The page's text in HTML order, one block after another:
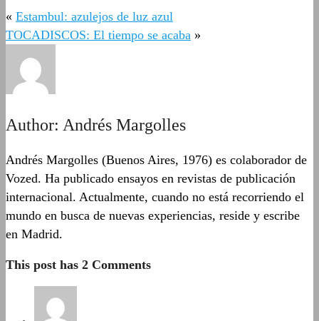
« Estambul: azulejos de luz azul
TOCADISCOS: El tiempo se acaba »
Author: Andrés Margolles
Andrés Margolles (Buenos Aires, 1976) es colaborador de
Vozed. Ha publicado ensayos en revistas de publicación
internacional. Actualmente, cuando no está recorriendo el
mundo en busca de nuevas experiencias, reside y escribe
en Madrid.
This post has 2 Comments